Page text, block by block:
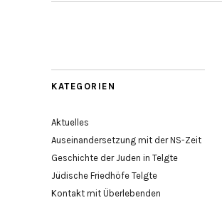
KATEGORIEN
Aktuelles
Auseinandersetzung mit der NS-Zeit
Geschichte der Juden in Telgte
Jüdische Friedhöfe Telgte
Kontakt mit Überlebenden